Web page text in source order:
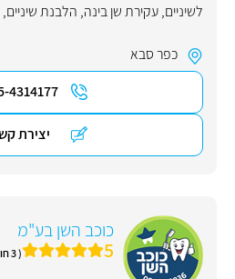
לשיניים,עקירת שן בינה, הלבנת שיניים,
כפר סבא
4314177
יצירת
כוכב השן בע"מ
5 ( 3 חוות דעת )